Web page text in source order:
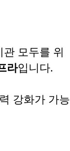
관 모두를 위
라입니다.
강화가 가능